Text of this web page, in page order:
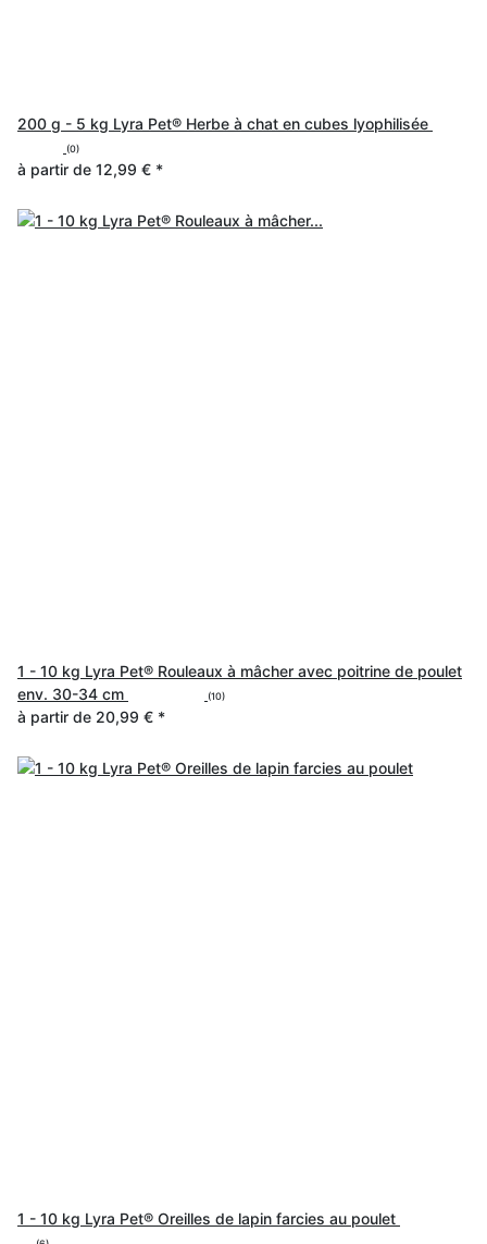
200 g - 5 kg Lyra Pet® Herbe à chat en cubes lyophilisée
(0)
à partir de 12,99 € *
1 - 10 kg Lyra Pet® Rouleaux à mâcher avec poitrine de poulet
env. 30-34 cm
(10)
à partir de 20,99 € *
1 - 10 kg Lyra Pet® Oreilles de lapin farcies au poulet